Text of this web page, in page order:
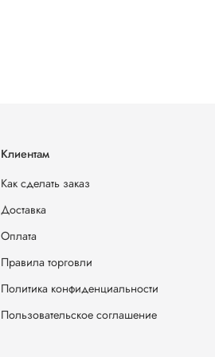
Клиентам
Как сделать заказ
Доставка
Оплата
Правила торговли
Политика конфиденциальности
Пользовательское соглашение